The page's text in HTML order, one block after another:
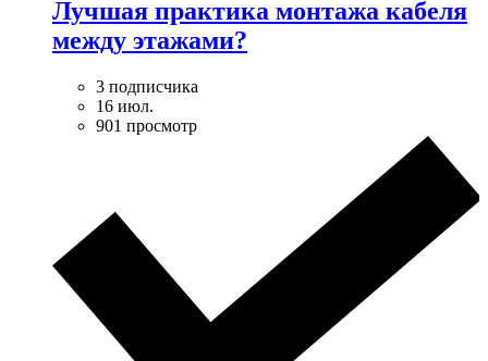
Лучшая практика монтажа кабеля
между этажами?
3 подписчика
16 июл.
901 просмотр